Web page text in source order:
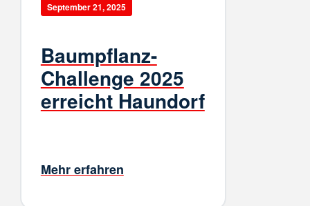
September 21, 2025
Baumpflanz-
Challenge 2025
erreicht Haundorf
Mehr erfahren